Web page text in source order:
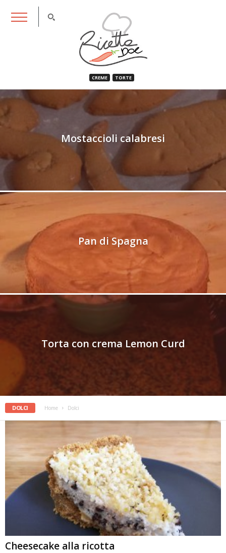
CREME TORTE
Mostaccioli calabresi
Pan di Spagna
Torta con crema Lemon Curd
DOLCI Home Dolci
Cheesecake alla ricotta